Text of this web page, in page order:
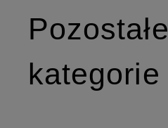
Pozostałe
kategorie